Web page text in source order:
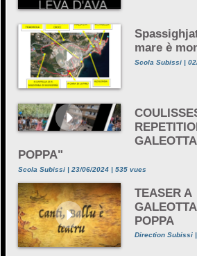
mare è
Scola Subissi |
POPPA"
Scola Subissi | 23/06/2024 | 535 vues
TEASER A
POPPA
Direction Subissi